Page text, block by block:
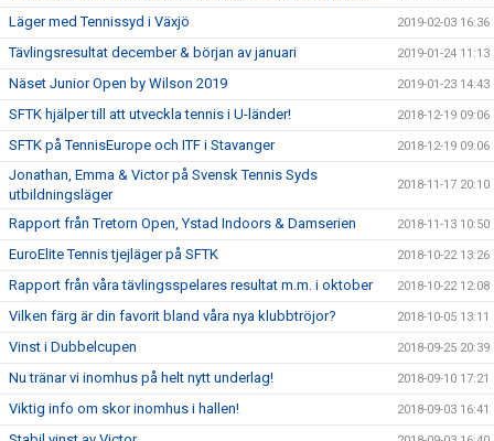
Läger med Tennissyd i Växjö 2019-02-03 16:36
Tävlingsresultat december & början av januari 2019-01-24 11:13
Näset Junior Open by Wilson 2019 2019-01-23 14:43
SFTK hjälper till att utveckla tennis i U-länder! 2018-12-19 09:06
SFTK på TennisEurope och ITF i Stavanger 2018-12-19 09:06
Jonathan, Emma & Victor på Svensk Tennis Syds
utbildningsläger
2018-11-17 20:10
Rapport från Tretorn Open, Ystad Indoors & Damserien 2018-11-13 10:50
EuroElite Tennis tjejläger på SFTK 2018-10-22 13:26
Rapport från våra tävlingsspelares resultat m.m. i oktober 2018-10-22 12:08
Vilken färg är din favorit bland våra nya klubbtröjor? 2018-10-05 13:11
Vinst i Dubbelcupen 2018-09-25 20:39
Nu tränar vi inomhus på helt nytt underlag! 2018-09-10 17:21
Viktig info om skor inomhus i hallen! 2018-09-03 16:41